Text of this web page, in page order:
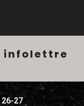
infolettre
27